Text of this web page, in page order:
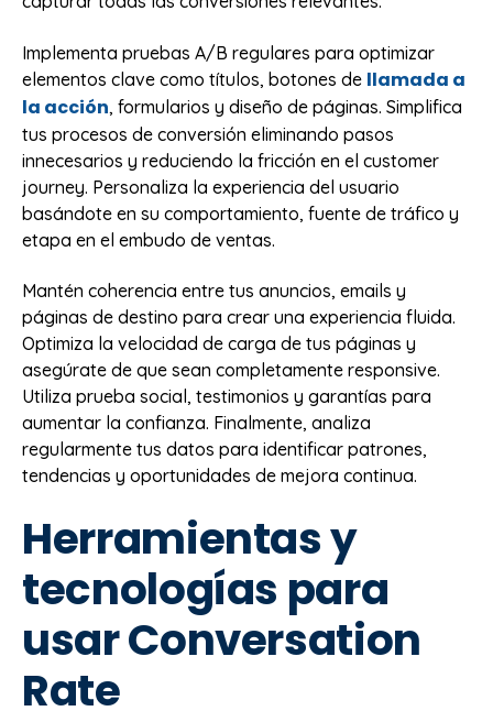
Implementa pruebas A/B regulares para optimizar
elementos clave como títulos, botones de llamada a
la acción, formularios y diseño de páginas. Simplifica
tus procesos de conversión eliminando pasos
innecesarios y reduciendo la fricción en el customer
journey. Personaliza la experiencia del usuario
basándote en su comportamiento, fuente de tráfico y
etapa en el embudo de ventas.
Mantén coherencia entre tus anuncios, emails y
páginas de destino para crear una experiencia fluida.
Optimiza la velocidad de carga de tus páginas y
asegúrate de que sean completamente responsive.
Utiliza prueba social, testimonios y garantías para
aumentar la confianza. Finalmente, analiza
regularmente tus datos para identificar patrones,
tendencias y oportunidades de mejora continua.
Herramientas y
tecnologías para
usar Conversation
Rate